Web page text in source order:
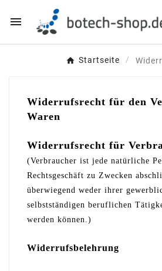

Startseite
Widerrufsrecht für den
Waren
Widerrufsrecht für
(Verbraucher ist jede natürliche
Rechtsgeschäft zu Zwecken
überwiegend weder ihrer
selbstständigen beruflichen
werden können.)
Widerrufsbelehrung